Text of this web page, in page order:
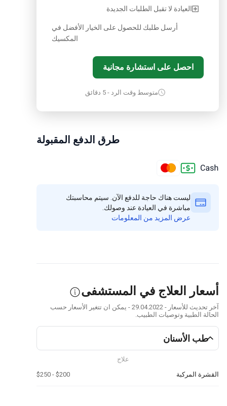
العيادة لا تقبل الطلبات الجديدة
أرسل طلبك للحصول على الخيار الأفضل في
المكسيك
احصل على استشارة مجانية
متوسط وقت الرد - 5 دقائق
طرق الدفع المقبولة
ليست هناك حاجة للدفع الآن. سيتم محاسبتك
مباشرة في العيادة عند وصولك.
عرض المزيد من المعلومات
أسعار العلاج في المستشفى
آخر تحديث للأسعار - 29.04.2022 - يمكن ان تتغير الأسعار حسب
الحالة الطبية وتوصيات الطبيب.
طب الأسنان
علاج
القشرة المركبة
$200 - $250